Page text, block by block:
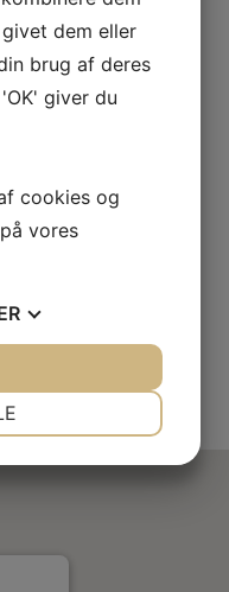
dem eller
brug af deres
giver du
cookies og
vores